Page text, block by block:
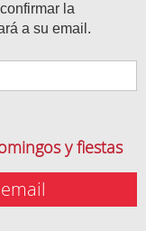
la
a su email.
y fiestas